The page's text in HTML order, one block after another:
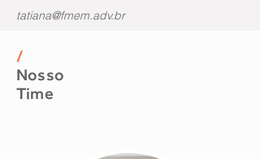
tatiana@fmem.adv.br
/
Nosso
Time